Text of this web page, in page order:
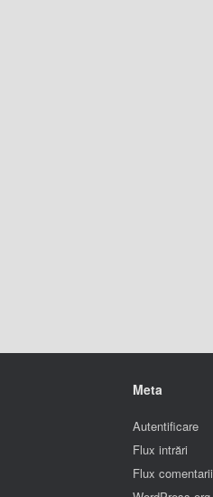
Meta
Autentificare
Flux intrări
Flux comentarii